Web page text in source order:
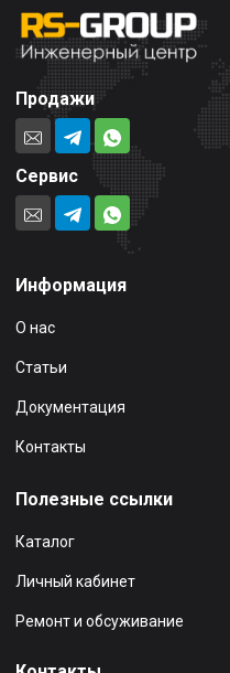
Продажи
Сервис
Информация
О нас
Статьи
Документация
Контакты
Полезные ссылки
Каталог
Личный кабинет
Ремонт и обсуживание